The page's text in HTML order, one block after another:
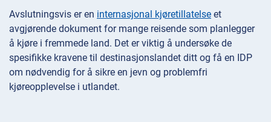
Avslutningsvis er en internasjonal kjøretillatelse et
avgjørende dokument for mange reisende som planlegger
å kjøre i fremmede land. Det er viktig å undersøke de
spesifikke kravene til destinasjonslandet ditt og få en IDP
om nødvendig for å sikre en jevn og problemfri
kjøreopplevelse i utlandet.